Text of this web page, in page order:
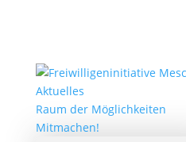
Aktuelles
Raum der Möglichkeiten
Mitmachen!